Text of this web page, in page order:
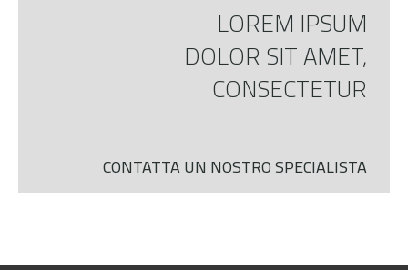
LOREM IPSUM
DOLOR SIT AMET,
CONSECTETUR
CONTATTA UN NOSTRO SPECIALISTA